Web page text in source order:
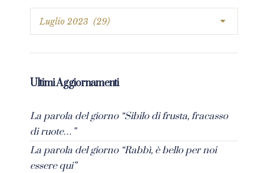
Ultimi Aggiornamenti
La parola del giorno “Sibilo di frusta, fracasso
di ruote…”
La parola del giorno “Rabbì, è bello per noi
essere qui”